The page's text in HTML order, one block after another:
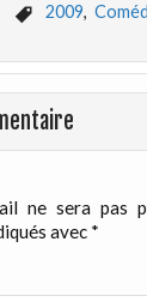
2009,
ne sera pas
avec *